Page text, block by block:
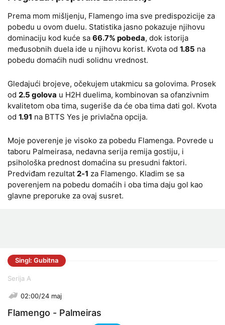
Prema mom mišljenju, Flamengo ima sve predispozicije za
pobedu u ovom duelu. Statistika jasno pokazuje njihovu
dominaciju kod kuće sa 66.7% pobeda, dok istorija
međusobnih duela ide u njihovu korist. Kvota od 1.85 na
pobedu domaćih nudi solidnu vrednost.
Gledajući brojeve, očekujem utakmicu sa golovima. Prosek
od 2.5 golova u H2H duelima, kombinovan sa ofanzivnim
kvalitetom oba tima, sugeriše da će oba tima dati gol. Kvota
od 1.91 na BTTS Yes je privlačna opcija.
Moje poverenje je visoko za pobedu Flamenga. Povrede u
taboru Palmeirasa, nedavna serija remija gostiju, i
psihološka prednost domaćina su presudni faktori.
Predviđam rezultat 2-1 za Flamengo. Kladim se sa
poverenjem na pobedu domaćih i oba tima daju gol kao
glavne preporuke za ovaj susret.
Singl: Gubitna
Serija A
02:00/24 maj
Flamengo - Palmeiras